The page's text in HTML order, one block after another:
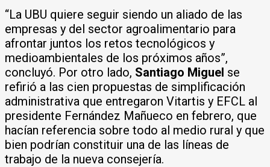
“La UBU quiere seguir siendo un aliado de las
empresas y del sector agroalimentario para
afrontar juntos los retos tecnológicos y
medioambientales de los próximos años”,
concluyó. Por otro lado, Santiago Miguel se
refirió a las cien propuestas de simplificación
administrativa que entregaron Vitartis y EFCL al
presidente Fernández Mañueco en febrero, que
hacían referencia sobre todo al medio rural y que
bien podrían constituir una de las líneas de
trabajo de la nueva consejería.